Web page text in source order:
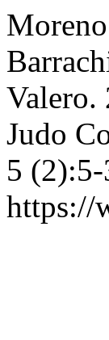
Valero.
Judo
5 (2):5-
https://